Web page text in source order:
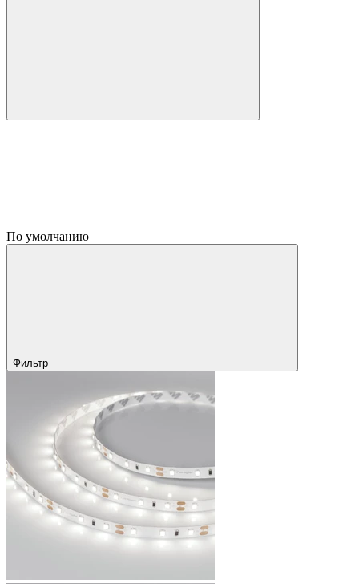
По умолчанию
Фильтр